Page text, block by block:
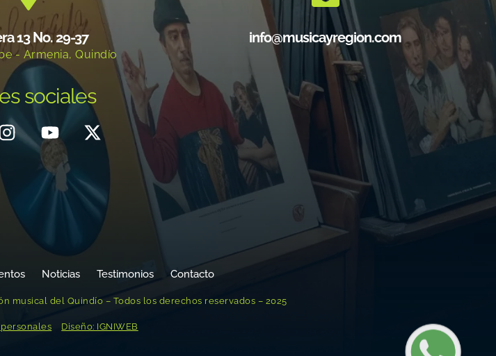
13 No. 29-37
- Armenia, Quindío
info@musicayregion.com
sociales
Noticias Testimonios Contacto
musical del Quindío – Todos los derechos reservados – 2025
Diseño: IGNIWEB